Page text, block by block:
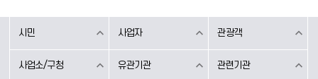
시민 사업자 관광객
사업소/구청 유관기관 관련기관